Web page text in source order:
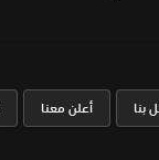
بنا أعلن معنا